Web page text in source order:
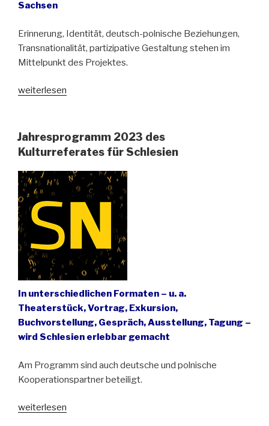
Sachsen
Erinnerung, Identität, deutsch-polnische Beziehungen,
Transnationalität, partizipative Gestaltung stehen im
Mittelpunkt des Projektes.
„W/E
in
Tarczyn
Wleń
(Lähn)“
weiterlesen
Jahresprogramm 2023 des
Kulturreferates für Schlesien
In unterschiedlichen Formaten – u. a.
Theaterstück, Vortrag, Exkursion,
Buchvorstellung, Gespräch, Ausstellung, Tagung –
wird Schlesien erlebbar gemacht
Am Programm sind auch deutsche und polnische
Kooperationspartner beteiligt.
„Jahresprogramm
weiterlesen